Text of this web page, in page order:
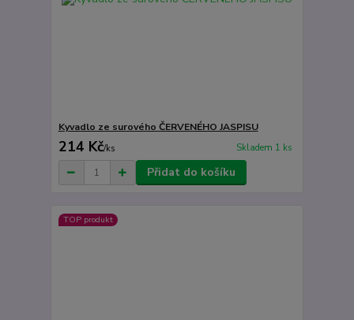
Kyvadlo ze surového ČERVENÉHO JASPISU
214 Kč/ks Skladem 1 ks
Přidat do košíku
TOP produkt